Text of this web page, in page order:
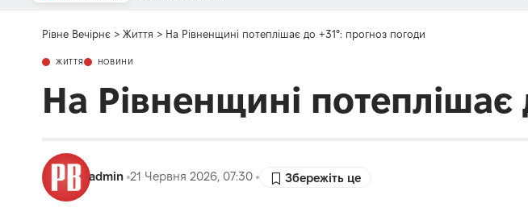
Рівне Вечірнє > Життя > На Рівненщині потеплішає до +31°: прогноз погоди
ЖИТТЯ НОВИНИ
На Рівненщині потеплішає
admin 21 Червня 2026, 07:30